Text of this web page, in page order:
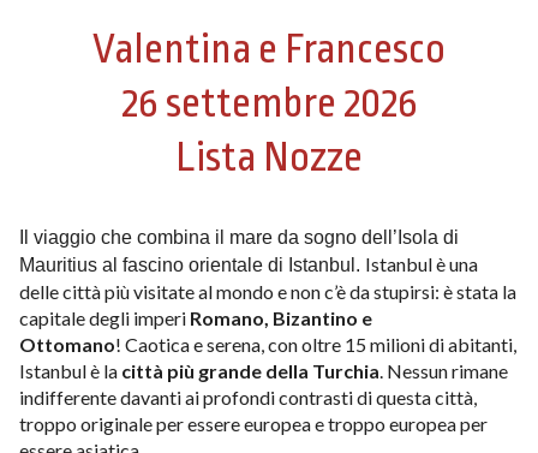
Visite guidate
Chi siamo
Contatti
Valentina e Francesco
26 settembre 2026
Lista Nozze
Il viaggio che combina il mare da sogno dell’Isola di
Mauritius al fascino orientale di Istanbul. Istanbul è una
delle città più visitate al mondo e non c’è da stupirsi: è stata la
capitale degli imperi Romano, Bizantino e
Ottomano! Caotica e serena, con oltre 15 milioni di abitanti,
Istanbul è la città più grande della Turchia. Nessun rimane
indifferente davanti ai profondi contrasti di questa città,
troppo originale per essere europea e troppo europea per